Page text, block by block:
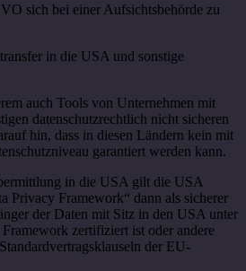
sich bei einer Aufsichtsbehörde zu
in die USA und sonstige
auch Tools von Unternehmen mit
datenschutzrechtlich nicht sicheren
hin, dass in diesen Ländern kein mit
garantiert werden kann.
in die USA gilt die USA
Privacy Framework“ dann als sicherer
der Daten mit Sitz in den USA unter
zertifiziert ist oder andere
der EU-